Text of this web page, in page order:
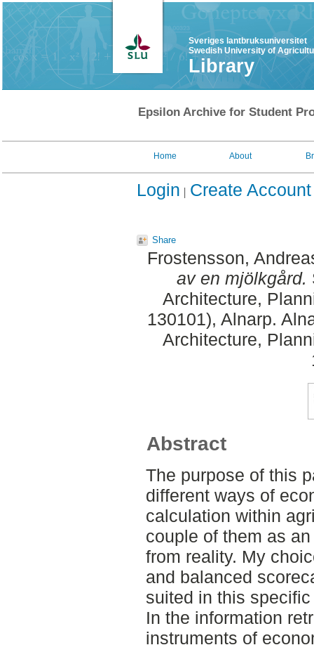
Sveriges lantbruksuniversitet
Swedish University of
Library
Epsilon Archive for Student
Home About
Login Create Account
Share
Frostensson,
av en mjölkgård.
Architecture,
130101), Alnarp.
Architecture,
Abstract
The purpose of this
different ways of
calculation within
couple of them as
from reality. My
and balanced
suited in this
In the information
instruments of